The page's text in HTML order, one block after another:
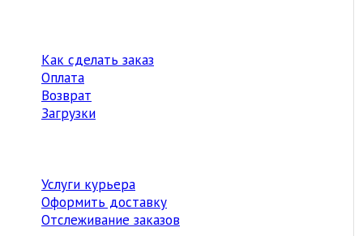
Как сделать заказ
Оплата
Возврат
Загрузки
Услуги курьера
Оформить доставку
Отслеживание заказов